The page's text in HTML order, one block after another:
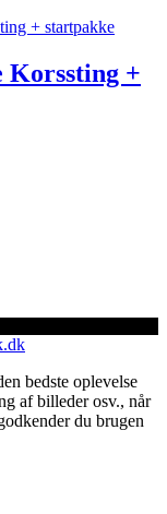
+
bedste oplevelse
af billeder osv., når
du brugen